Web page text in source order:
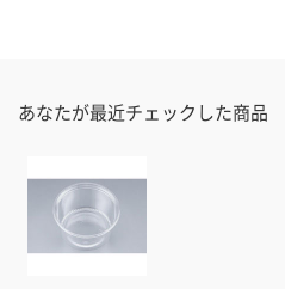
あなたが最近チェックした商品